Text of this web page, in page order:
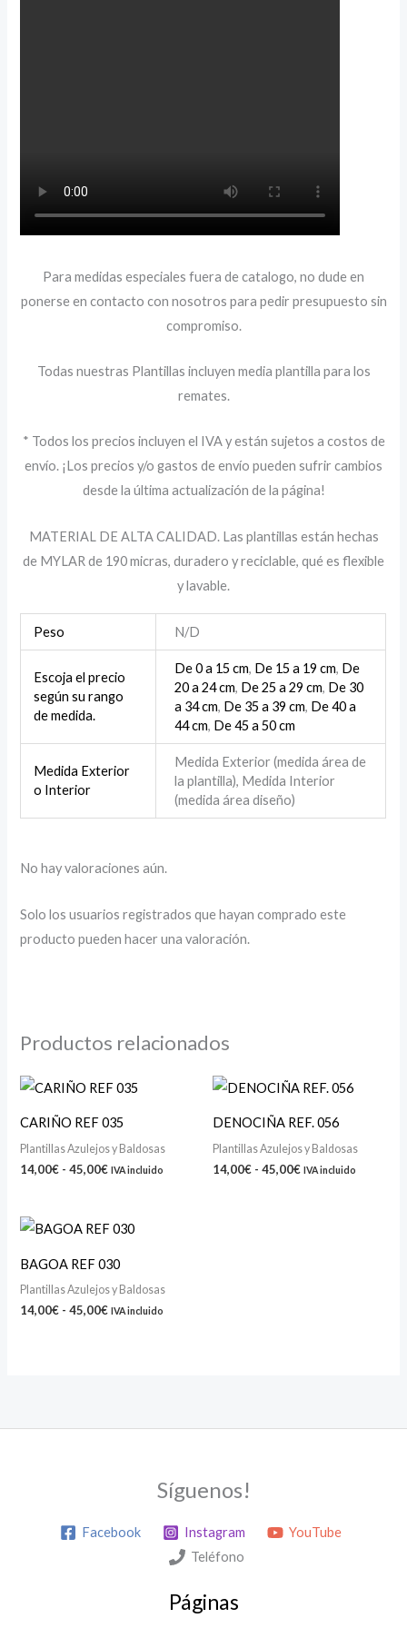
Para medidas especiales fuera de catalogo, no dude en
ponerse en contacto con nosotros para pedir presupuesto sin
compromiso.
Todas nuestras Plantillas incluyen media plantilla para los
remates.
* Todos los precios incluyen el IVA y están sujetos a costos de
envío. ¡Los precios y/o gastos de envío pueden sufrir cambios
desde la última actualización de la página!
MATERIAL DE ALTA CALIDAD. Las plantillas están hechas
de MYLAR de 190 micras, duradero y reciclable, qué es flexible
y lavable.
Peso N/D
Escoja el precio
según su rango
de medida.
De 0 a 15 cm, De 15 a 19 cm, De
20 a 24 cm, De 25 a 29 cm, De 30
a 34 cm, De 35 a 39 cm, De 40 a
44 cm, De 45 a 50 cm
Medida Exterior
o Interior
Medida Exterior (medida área de
la plantilla), Medida Interior
(medida área diseño)
No hay valoraciones aún.
Solo los usuarios registrados que hayan comprado este
producto pueden hacer una valoración.
Productos relacionados
CARIÑO REF 035
Plantillas Azulejos y Baldosas
14,00€ - 45,00€
Rango
de
desde
14,00€
hasta
45,00€
IVA incluido
DENOCIÑA REF. 056
Plantillas Azulejos y Baldosas
14,00€ - 45,00€
Rango
de
desde
14,00€
hasta
45,00€
IVA incluido
BAGOA REF 030
Plantillas Azulejos y Baldosas
14,00€ - 45,00€
Rango
de
desde
14,00€
hasta
45,00€
IVA incluido
Síguenos!
Facebook Instagram
YouTube
Teléfono
Páginas